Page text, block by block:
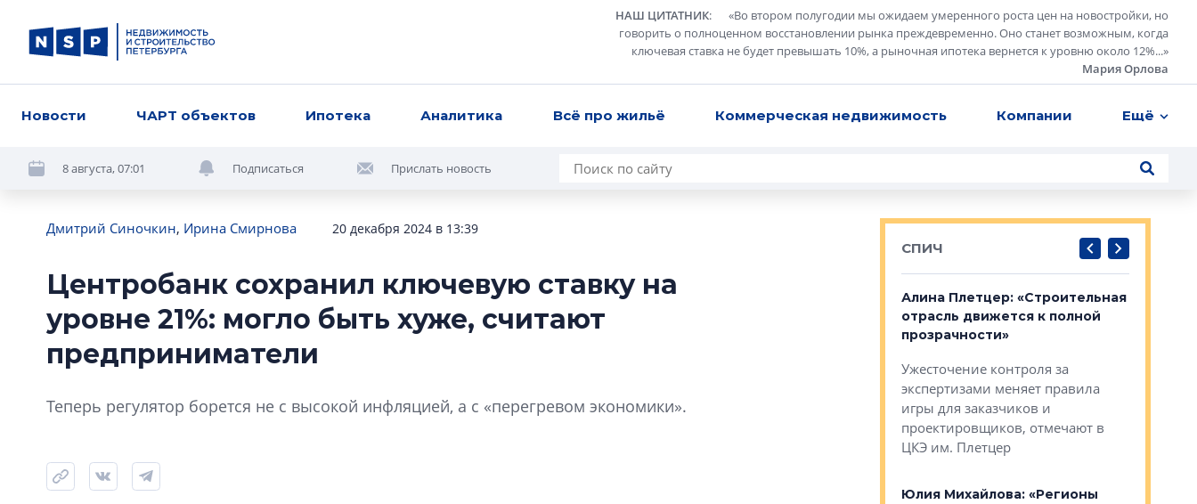
НАШ ЦИТАТНИК: «Во втором полугодии мы ожидаем умеренного роста цен на новостройки, но
говорить о полноценном восстановлении рынка преждевременно. Оно станет возможным, когда
ключевая ставка не будет превышать 10%, а рыночная ипотека вернется к уровню около 12%...»
Мария Орлова
Новости ЧАРТ объектов Ипотека Аналитика Всё про жильё Коммерческая недвижимость Компании Ещё
8 августа, 07:01 Подписаться Прислать новость
Дмитрий Синочкин, Ирина Смирнова 20 декабря 2024 в 13:39
Центробанк сохранил ключевую ставку на
уровне 21%: могло быть хуже, считают
предприниматели
Теперь регулятор борется не с высокой инфляцией, а с «перегревом экономики».
СПИЧ
Роман Корнышев: «Поводом
электромобиль
Алина Плетцер: «Строительная
отрасль движется к полной
прозрачности»
Ужесточение контроля за
экспертизами меняет правила
игры для заказчиков и
проектировщиков, отмечают в
ЦКЭ им. Плетцер
Юлия Михайлова: «Регионы